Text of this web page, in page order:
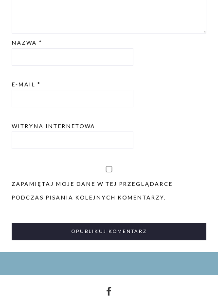
NAZWA *
E-MAIL *
WITRYNA INTERNETOWA
ZAPAMIĘTAJ MOJE DANE W TEJ PRZEGLĄDARCE
PODCZAS PISANIA KOLEJNYCH KOMENTARZY.